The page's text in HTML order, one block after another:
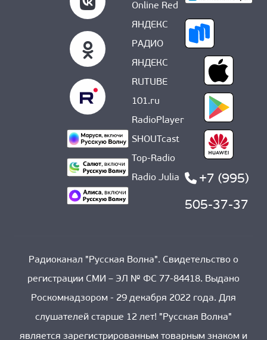
Online Red
ЯНДЕКС
РАДИО
ЯНДЕКС
RUTUBE
101.ru
RadioPlayer
SHOUTcast
Top-Radio
Radio Julia
+7 (995)
505-37-37
Радиоканал "Русская Волна". Свидетельство о
регистрации СМИ – ЭЛ № ФС 77-84418. Выдано
Роскомнадзором - 29 декабря 2022 года. Для
слушателей старше 12 лет! "Русская Волна"
является зарегистрированным товарным знаком и